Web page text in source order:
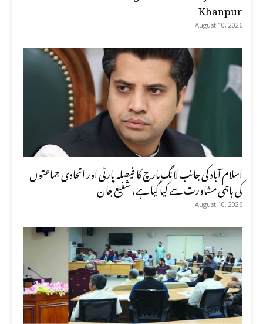
Khanpur
August 10, 2026
اسلام آباد کی جانب لانگ مارچ کا فیصلہ پارٹی اور اتحادی جماعتوں
کی باہمی مشاورت سے کیا گیا ہے، شفیع جان
August 10, 2026